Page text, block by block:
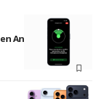
Andorra e